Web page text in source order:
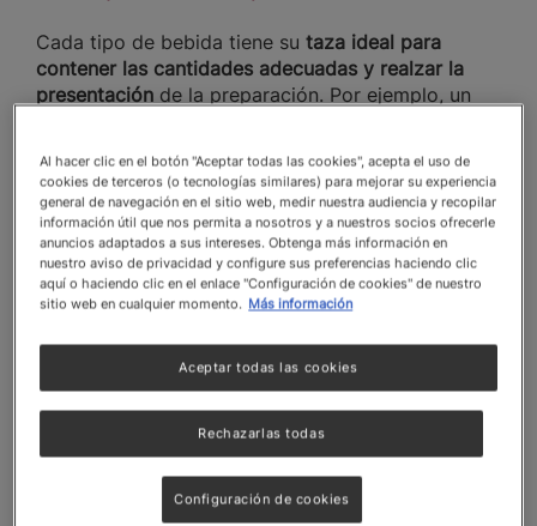
Cada tipo de bebida tiene su taza ideal para
contener las cantidades adecuadas y realzar la
presentación de la preparación. Por ejemplo, un
grande y alta.
Si aún no sabes cuáles son los 10 tipos
de cafés básicos ¡Haz clic aquí!
Descubre más
2. El material de la taza
Al hacer clic en el botón "Aceptar todas las cookies", acepta el uso de
cookies de terceros (o tecnologías similares) para mejorar su experiencia
general de navegación en el sitio web, medir nuestra audiencia y recopilar
información útil que nos permita a nosotros y a nuestros socios ofrecerle
anuncios adaptados a sus intereses. Obtenga más información en
nuestro aviso de privacidad y configure sus preferencias haciendo clic
aquí o haciendo clic en el enlace "Configuración de cookies" de nuestro
sitio web en cualquier momento. Más información
Rechazarlas todas
Aceptar todas las cookies
Configuración de cookies